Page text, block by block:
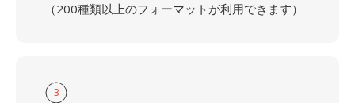
（200種類以上のフォーマットが利用できます）
3